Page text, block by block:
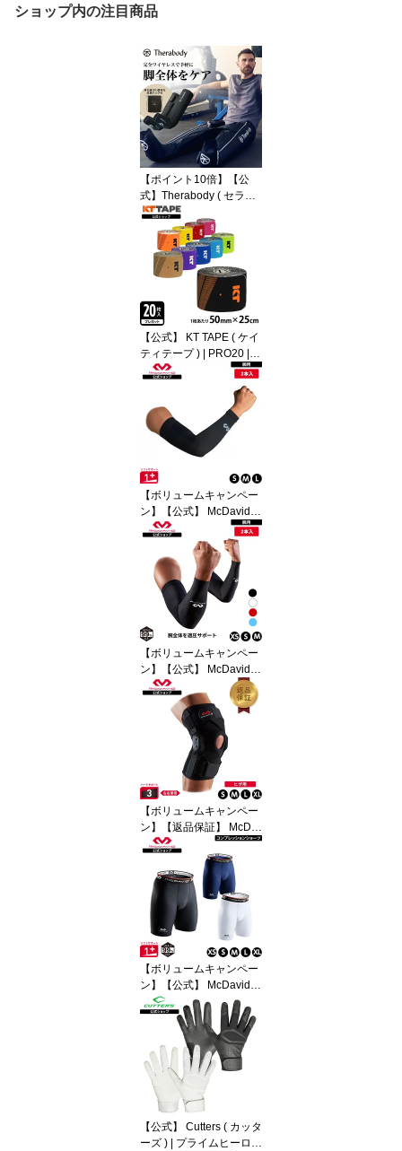
ショップ内の注目商品
【ポイント10倍】【公
式】Therabody ( セラボ
ディ ) | JetBoots Prime
（ジェットブーツ プライ
ム）エアーコンプレッシ
ョン ワイヤレス 持ち運
び コードレス コンパク
ト 足 ふくらはぎ 太もも
リラックス リカバリー
ケア 空気加圧 持ち運び
バッグ付き【2年保証】
【公式】 KT TAPE ( ケイ
ティテープ ) | PRO20 | 2
0枚入り 幅5cm × 長さ25
cm 手で切れる プレカッ
トタイプ 10色展開 KTPR
20 まとめ割クーポン発
行中 テーピング キネシ
オテープ
【ボリュームキャンペー
ン】【公式】 McDavid (
マクダビッド ) | コンディ
ショニング アームスリー
ブ | 2本入り S～Lサイズ
左右兼用 スリーブタイプ
UVカット 段階着圧 ブラ
ック MA104 コンプレッ
ションスリーブ サポータ
ー
【ボリュームキャンペー
ン】【公式】 McDavid (
マクダビッド ) | パワーア
ームスリーブ ( 2本入 ) | 2
本入り XS～Mサイズ 左
右兼用 ロゴあり UVカッ
ト ブラック ホワイト ス
カーレット ライトブルー
M6566 コンプレッショ
ンスリーブ サポーター
【ボリュームキャンペー
ン】【返品保証】 McDa
vid ( マクダビッド ) | ヒ
ンジド ニーブレイス XC
| 1個入り S～XLサイズ
左右兼用 デュアルヒンジ
( 左右 )付 素材厚さ:本体5
mm、ヒザ裏3mm 抗菌防
臭加工 ブラック M429X
C 返品保証対象 膝 サポ
ーター
【ボリュームキャンペー
ン】【公式】 McDavid (
マクダビッド ) | コンプレ
ッション ショーツ | 1枚
入り XS～XLサイズ メン
ズ / ユニセックス ヒザ上
丈 UVカット ブラック ホ
ワイト ネイビー M706
【公式】 Cutters ( カッタ
ーズ ) | プライムヒーロー